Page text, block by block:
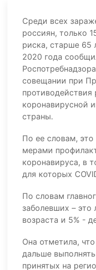
Среди всех
россиян, только
риска, старше 65
2020 года
совещании при
противодействия
коронавирусной
страны.
По ее словам,
мерами
коронавируса, в
для которых
По словам
заболевших – это
возраста и 5% -
Она отметила,
дальше
принятых на